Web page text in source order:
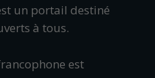
un portail destiné
à tous.
est